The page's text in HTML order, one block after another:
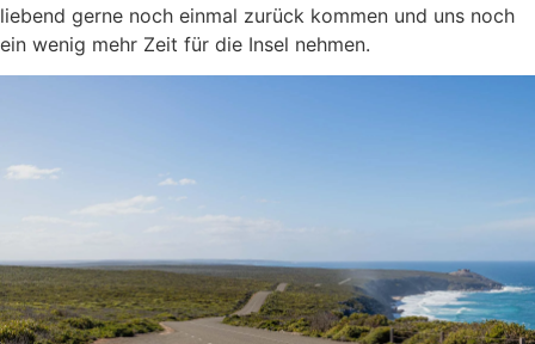
liebend gerne noch einmal zurück kommen und uns noch
ein wenig mehr Zeit für die Insel nehmen.